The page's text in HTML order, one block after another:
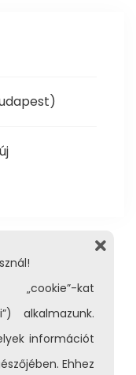
kat
alkalmazunk.
információt
Ehhez